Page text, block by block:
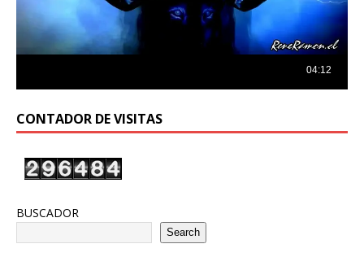
CONTADOR DE VISITAS
BUSCADOR
Search